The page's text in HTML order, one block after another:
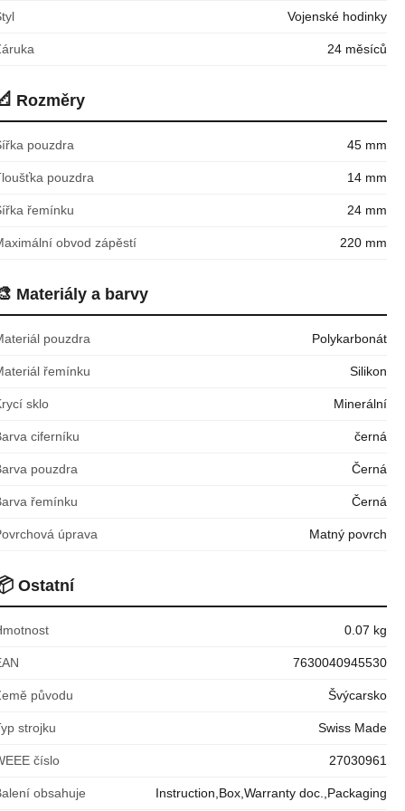
Vojenské hodinky
24 měsíců
Rozměry
pouzdra 45 mm
pouzdra 14 mm
řemínku 24 mm
obvod zápěstí 220 mm
Materiály a barvy
pouzdra Polykarbonát
řemínku Silikon
sklo Minerální
ciferníku černá
pouzdra Černá
řemínku Černá
úprava Matný povrch
Ostatní
0.07 kg
7630040945530
původu Švýcarsko
strojku Swiss Made
číslo 27030961
obsahuje Instruction,Box,Warranty doc.,Packaging